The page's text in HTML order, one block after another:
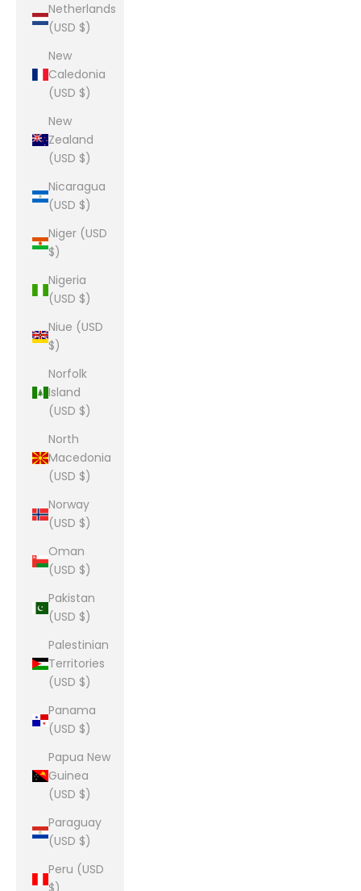
Netherlands
(USD $)
New
Caledonia
(USD $)
New
Zealand
(USD $)
Nicaragua
(USD $)
Niger (USD
$)
Nigeria
(USD $)
Niue (USD
$)
Norfolk
Island
(USD $)
North
Macedonia
(USD $)
Norway
(USD $)
Oman
(USD $)
Pakistan
(USD $)
Palestinian
Territories
(USD $)
Panama
(USD $)
Papua New
Guinea
(USD $)
Paraguay
(USD $)
Peru (USD